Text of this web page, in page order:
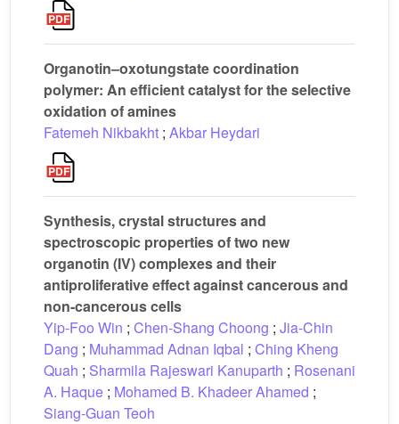
Organotin–oxotungstate coordination
polymer: An efficient catalyst for the selective
oxidation of amines
Fatemeh Nikbakht ; Akbar Heydari
Synthesis, crystal structures and
spectroscopic properties of two new
organotin (IV) complexes and their
antiproliferative effect against cancerous and
non-cancerous cells
Yip-Foo Win ; Chen-Shang Choong ; Jia-Chin
Dang ; Muhammad Adnan Iqbal ; Ching Kheng
Quah ; Sharmila Rajeswari Kanuparth ; Rosenani
A. Haque ; Mohamed B. Khadeer Ahamed ;
Siang-Guan Teoh